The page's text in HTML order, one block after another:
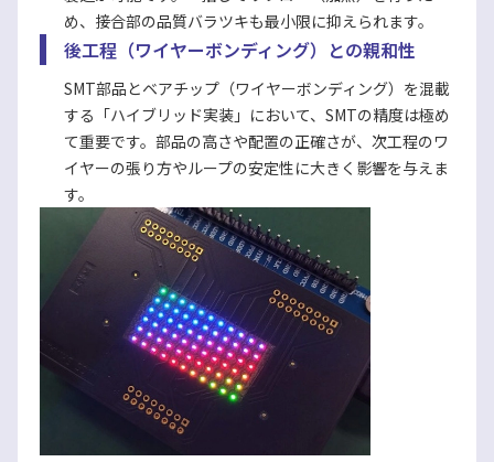
め、接合部の品質バラツキも最小限に抑えられます。
後工程（ワイヤーボンディング）との親和性
SMT部品とベアチップ（ワイヤーボンディング）を混載
する「ハイブリッド実装」において、SMTの精度は極め
て重要です。部品の高さや配置の正確さが、次工程のワ
イヤーの張り方やループの安定性に大きく影響を与えま
す。